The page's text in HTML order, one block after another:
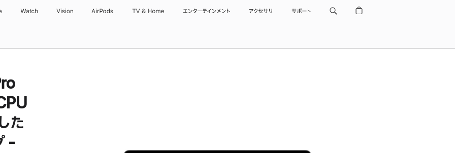
Watch Vision AirPods TV & Home エンターテインメント アクセサリ サポート
た
-